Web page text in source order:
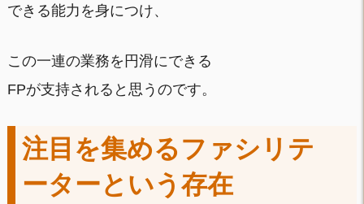
できる能力を身につけ、
この一連の業務を円滑にできる
FPが支持されると思うのです。
注目を集めるファシリテ
ーターという存在